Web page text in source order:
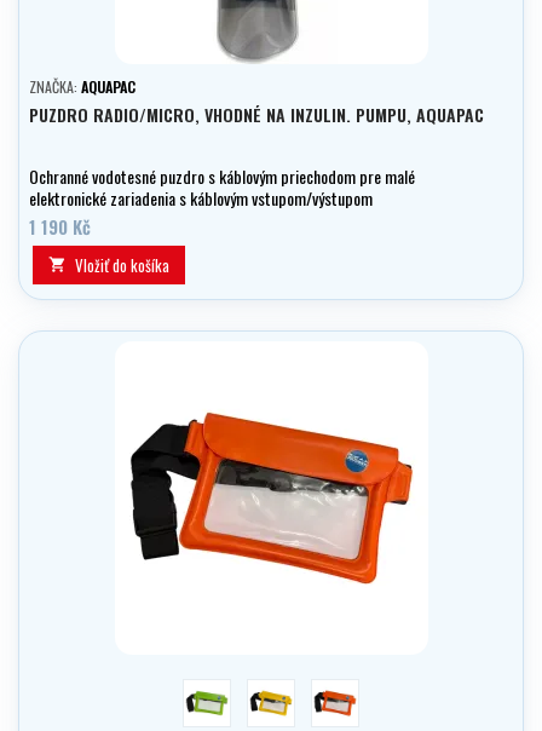
ZNAČKA: AQUAPAC
PUZDRO RADIO/MICRO, VHODNÉ NA INZULIN. PUMPU, AQUAPAC
Ochranné vodotesné puzdro s káblovým priechodom pre malé
elektronické zariadenia s káblovým vstupom/výstupom
1 190 Kč
 Vložiť do košíka
zelená žltá oranžová